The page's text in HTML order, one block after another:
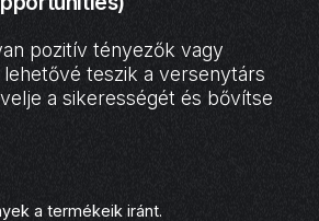
pozitív tényezők vagy
teszik a versenytárs
a sikerességét és bővítse
a termékeik iránt.